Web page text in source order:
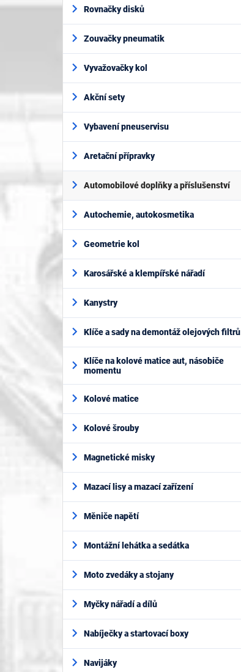
í
e
Rovnačky disků
Zouvačky pneumatik
Vyvažovačky kol
Akční sety
Vybavení pneuservisu
Aretační přípravky
Automobilové doplňky a příslušenství
Autochemie, autokosmetika
Geometrie kol
Karosářské a klempířské nářadí
Kanystry
Klíče a sady na demontáž olejových filtrů
Klíče na kolové matice aut, násobiče
momentu
Kolové matice
Kolové šrouby
Magnetické misky
Mazací lisy a mazací zařízení
Měniče napětí
Montážní lehátka a sedátka
Moto zvedáky a stojany
Myčky nářadí a dílů
Nabíječky a startovací boxy
Navijáky